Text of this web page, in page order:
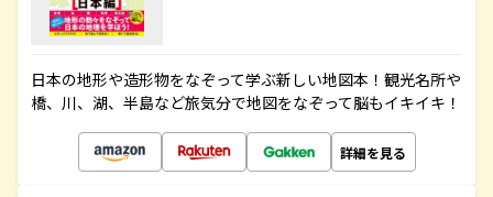
日本の地形や造形物をなぞって学ぶ新しい地図本！観光名所や
橋、川、湖、半島など旅気分で地図をなぞって脳もイキイキ！
詳細を見る